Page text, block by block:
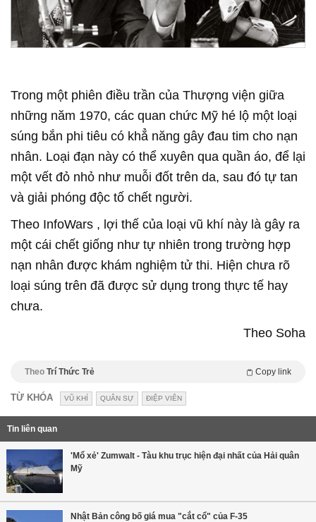
Trong một phiên điều trần của Thượng viện giữa
những năm 1970, các quan chức Mỹ hé lộ một loại
súng bắn phi tiêu có khẳ năng gây đau tim cho nạn
nhân. Loại đạn này có thể xuyên qua quần áo, để lại
một vết đỏ nhỏ như muỗi đốt trên da, sau đó tự tan
và giải phóng độc tố chết người.
Theo InfoWars , lợi thế của loại vũ khí này là gây ra
một cái chết giống như tự nhiên trong trường hợp
nạn nhân được khám nghiệm tử thi. Hiện chưa rõ
loại súng trên đã được sử dụng trong thực tế hay
chưa.
Theo Soha
Theo Trí Thức Trẻ Copy link
TỪ KHÓA VŨ KHÍ QUÂN SỰ ĐIỆP VIÊN
Tin liên quan
'Mổ xẻ' Zumwalt - Tàu khu trục hiện đại nhất của Hải quân
Mỹ
Nhật Bản công bố giá mua "cắt cổ" của F-35